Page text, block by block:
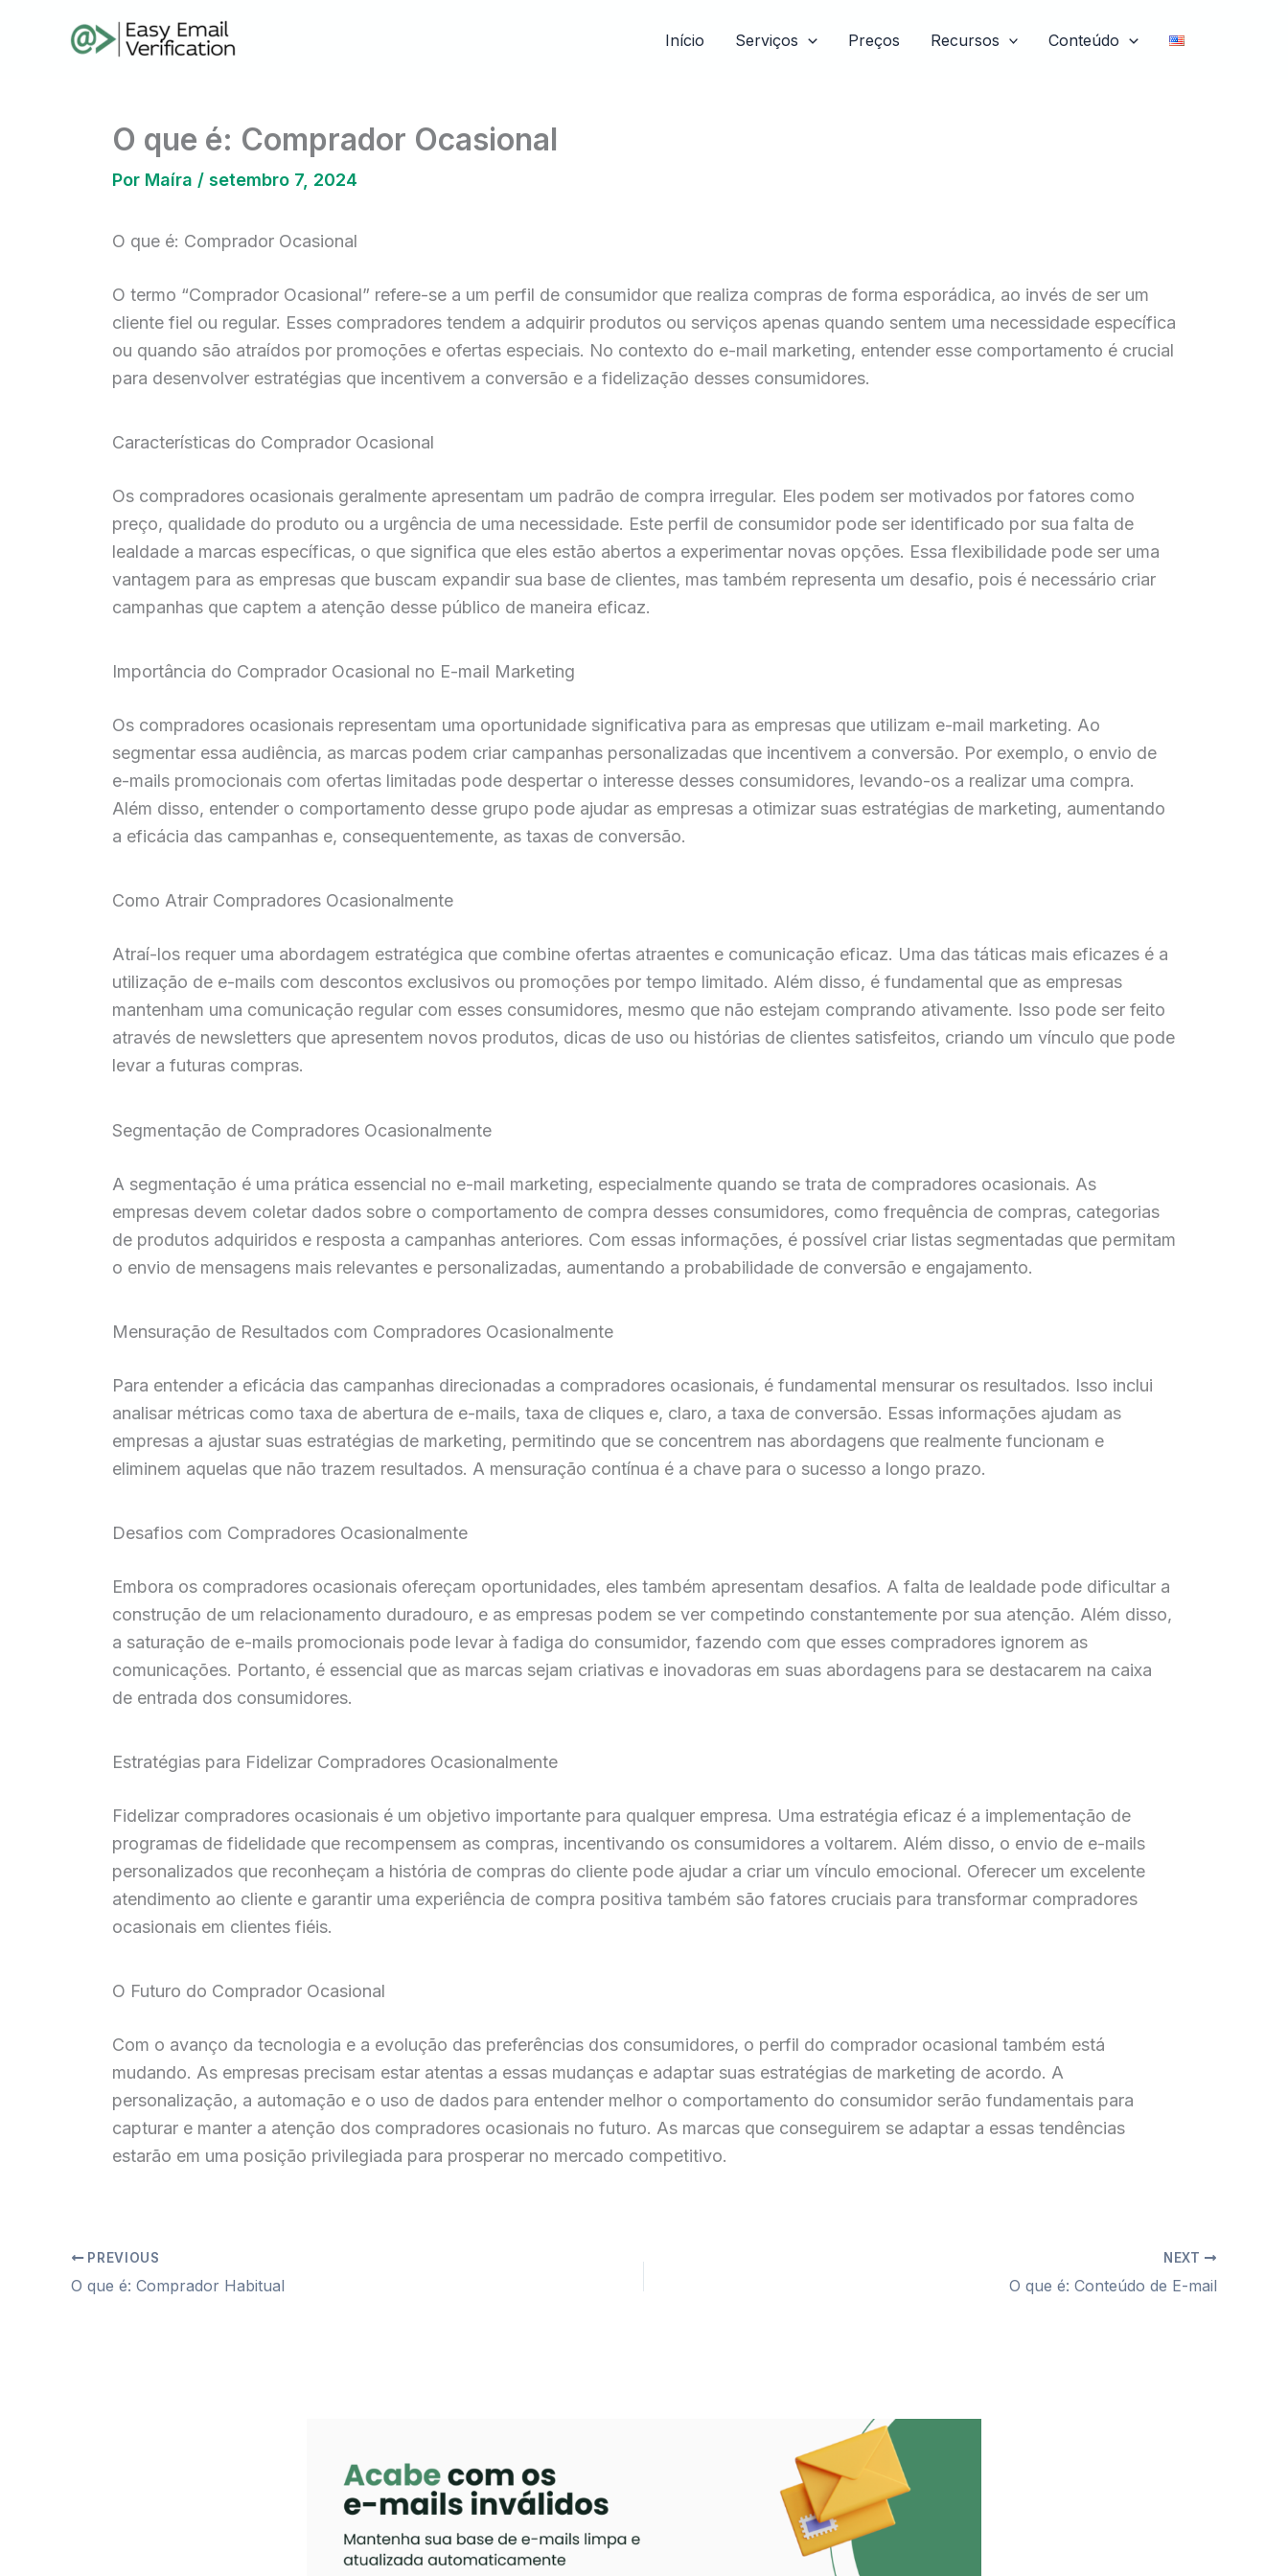
Início Serviços Preços Recursos Conteúdo
O que é: Comprador Ocasional
Por Maíra / setembro 7, 2024
O que é: Comprador Ocasional
O termo “Comprador Ocasional” refere-se a um perfil de consumidor que realiza compras de forma esporádica, ao invés de ser um
cliente fiel ou regular. Esses compradores tendem a adquirir produtos ou serviços apenas quando sentem uma necessidade específica
ou quando são atraídos por promoções e ofertas especiais. No contexto do e-mail marketing, entender esse comportamento é crucial
para desenvolver estratégias que incentivem a conversão e a fidelização desses consumidores.
Características do Comprador Ocasional
Os compradores ocasionais geralmente apresentam um padrão de compra irregular. Eles podem ser motivados por fatores como
preço, qualidade do produto ou a urgência de uma necessidade. Este perfil de consumidor pode ser identificado por sua falta de
lealdade a marcas específicas, o que significa que eles estão abertos a experimentar novas opções. Essa flexibilidade pode ser uma
vantagem para as empresas que buscam expandir sua base de clientes, mas também representa um desafio, pois é necessário criar
campanhas que captem a atenção desse público de maneira eficaz.
Importância do Comprador Ocasional no E-mail Marketing
Os compradores ocasionais representam uma oportunidade significativa para as empresas que utilizam e-mail marketing. Ao
segmentar essa audiência, as marcas podem criar campanhas personalizadas que incentivem a conversão. Por exemplo, o envio de
e-mails promocionais com ofertas limitadas pode despertar o interesse desses consumidores, levando-os a realizar uma compra.
Além disso, entender o comportamento desse grupo pode ajudar as empresas a otimizar suas estratégias de marketing, aumentando
a eficácia das campanhas e, consequentemente, as taxas de conversão.
Como Atrair Compradores Ocasionalmente
Atraí-los requer uma abordagem estratégica que combine ofertas atraentes e comunicação eficaz. Uma das táticas mais eficazes é a
utilização de e-mails com descontos exclusivos ou promoções por tempo limitado. Além disso, é fundamental que as empresas
mantenham uma comunicação regular com esses consumidores, mesmo que não estejam comprando ativamente. Isso pode ser feito
através de newsletters que apresentem novos produtos, dicas de uso ou histórias de clientes satisfeitos, criando um vínculo que pode
levar a futuras compras.
Segmentação de Compradores Ocasionalmente
A segmentação é uma prática essencial no e-mail marketing, especialmente quando se trata de compradores ocasionais. As
empresas devem coletar dados sobre o comportamento de compra desses consumidores, como frequência de compras, categorias
de produtos adquiridos e resposta a campanhas anteriores. Com essas informações, é possível criar listas segmentadas que permitam
o envio de mensagens mais relevantes e personalizadas, aumentando a probabilidade de conversão e engajamento.
Mensuração de Resultados com Compradores Ocasionalmente
Para entender a eficácia das campanhas direcionadas a compradores ocasionais, é fundamental mensurar os resultados. Isso inclui
analisar métricas como taxa de abertura de e-mails, taxa de cliques e, claro, a taxa de conversão. Essas informações ajudam as
empresas a ajustar suas estratégias de marketing, permitindo que se concentrem nas abordagens que realmente funcionam e
eliminem aquelas que não trazem resultados. A mensuração contínua é a chave para o sucesso a longo prazo.
Desafios com Compradores Ocasionalmente
Embora os compradores ocasionais ofereçam oportunidades, eles também apresentam desafios. A falta de lealdade pode dificultar a
construção de um relacionamento duradouro, e as empresas podem se ver competindo constantemente por sua atenção. Além disso,
a saturação de e-mails promocionais pode levar à fadiga do consumidor, fazendo com que esses compradores ignorem as
comunicações. Portanto, é essencial que as marcas sejam criativas e inovadoras em suas abordagens para se destacarem na caixa
de entrada dos consumidores.
Estratégias para Fidelizar Compradores Ocasionalmente
Fidelizar compradores ocasionais é um objetivo importante para qualquer empresa. Uma estratégia eficaz é a implementação de
programas de fidelidade que recompensem as compras, incentivando os consumidores a voltarem. Além disso, o envio de e-mails
personalizados que reconheçam a história de compras do cliente pode ajudar a criar um vínculo emocional. Oferecer um excelente
atendimento ao cliente e garantir uma experiência de compra positiva também são fatores cruciais para transformar compradores
ocasionais em clientes fiéis.
O Futuro do Comprador Ocasional
Com o avanço da tecnologia e a evolução das preferências dos consumidores, o perfil do comprador ocasional também está
mudando. As empresas precisam estar atentas a essas mudanças e adaptar suas estratégias de marketing de acordo. A
personalização, a automação e o uso de dados para entender melhor o comportamento do consumidor serão fundamentais para
capturar e manter a atenção dos compradores ocasionais no futuro. As marcas que conseguirem se adaptar a essas tendências
estarão em uma posição privilegiada para prosperar no mercado competitivo.
PREVIOUS
O que é: Comprador Habitual
NEXT
O que é: Conteúdo de E-mail